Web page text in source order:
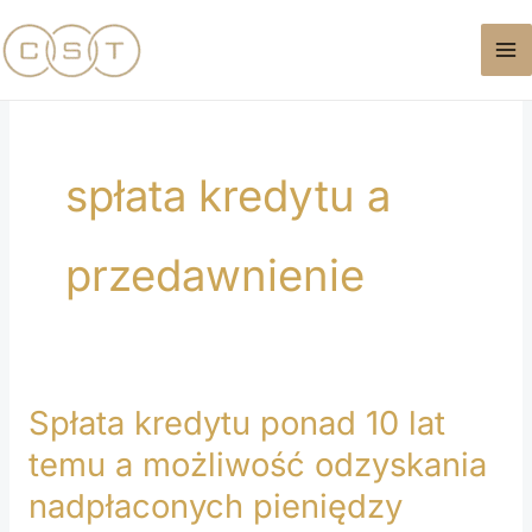
do
treści
spłata kredytu a
przedawnienie
Spłata kredytu ponad 10 lat
temu a możliwość odzyskania
nadpłaconych pieniędzy
Spłata
kredytu
ponad
10